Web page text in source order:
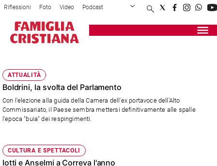
Attualità
Politica
Mondo
Economia
Legalità
Sport
Interviste
Riflessioni Foto Video Podcast
Privacy Policy Chi siamo
Registrati Redazione
ATTUALITÀ
Boldrini, la svolta del Parlamento
Con l'elezione alla guida della Camera dell'ex portavoce dell'Alto
Commissariato, il Paese sembra mettersi definitivamente alle spalle
l'epoca "buia" dei respingimenti.
CULTURA E SPETTACOLI
Iotti e Anselmi a Correva l'anno